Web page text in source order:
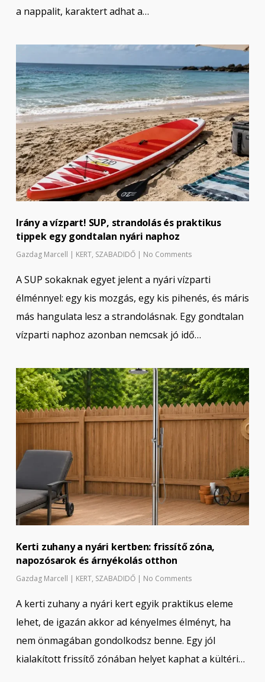
a nappalit, karaktert adhat a…
Irány a vízpart! SUP, strandolás és praktikus
tippek egy gondtalan nyári naphoz
Gazdag Marcell KERT, SZABADIDŐ No Comments
A SUP sokaknak egyet jelent a nyári vízparti
élménnyel: egy kis mozgás, egy kis pihenés, és máris
más hangulata lesz a strandolásnak. Egy gondtalan
vízparti naphoz azonban nemcsak jó idő…
Kerti zuhany a nyári kertben: frissítő zóna,
napozósarok és árnyékolás otthon
Gazdag Marcell | KERT, SZABADIDŐ | No Comments
A kerti zuhany a nyári kert egyik praktikus eleme
lehet, de igazán akkor ad kényelmes élményt, ha
nem önmagában gondolkodsz benne. Egy jól
kialakított frissítő zónában helyet kaphat a kültéri…